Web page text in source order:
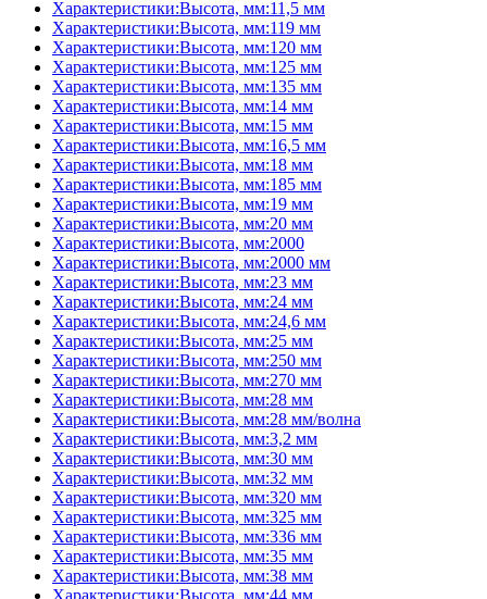
Характеристики:Высота, мм:11,5 мм
Характеристики:Высота, мм:119 мм
Характеристики:Высота, мм:120 мм
Характеристики:Высота, мм:125 мм
Характеристики:Высота, мм:135 мм
Характеристики:Высота, мм:14 мм
Характеристики:Высота, мм:15 мм
Характеристики:Высота, мм:16,5 мм
Характеристики:Высота, мм:18 мм
Характеристики:Высота, мм:185 мм
Характеристики:Высота, мм:19 мм
Характеристики:Высота, мм:20 мм
Характеристики:Высота, мм:2000
Характеристики:Высота, мм:2000 мм
Характеристики:Высота, мм:23 мм
Характеристики:Высота, мм:24 мм
Характеристики:Высота, мм:24,6 мм
Характеристики:Высота, мм:25 мм
Характеристики:Высота, мм:250 мм
Характеристики:Высота, мм:270 мм
Характеристики:Высота, мм:28 мм
Характеристики:Высота, мм:28 мм/волна
Характеристики:Высота, мм:3,2 мм
Характеристики:Высота, мм:30 мм
Характеристики:Высота, мм:32 мм
Характеристики:Высота, мм:320 мм
Характеристики:Высота, мм:325 мм
Характеристики:Высота, мм:336 мм
Характеристики:Высота, мм:35 мм
Характеристики:Высота, мм:38 мм
Характеристики:Высота, мм:44 мм